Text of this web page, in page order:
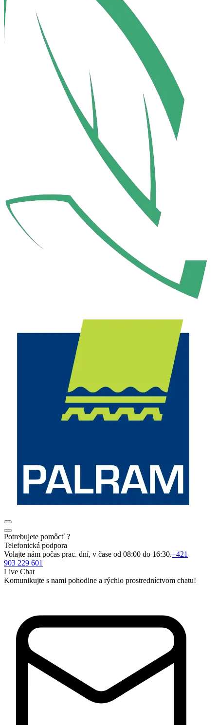
Potrebujete pomôcť ?
Telefonická podpora
Volajte nám počas prac. dní, v čase od 08:00 do 16:30.+421
903 229 601
Live Chat
Komunikujte s nami pohodlne a rýchlo prostredníctvom chatu!